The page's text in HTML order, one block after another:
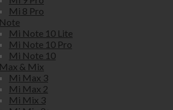
Mi 8 Pro
Mi Note 10 Lite
Mi Note 10 Pro
Mi Note 10
& Mix
Mi Max 3
Mi Max 2
Mi Mix 3